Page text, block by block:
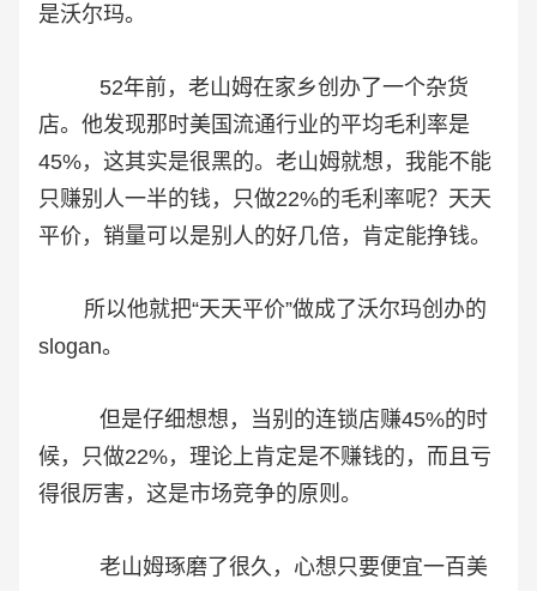
是沃尔玛。
52年前，老山姆在家乡创办了一个杂货
店。他发现那时美国流通行业的平均毛利率是
45%，这其实是很黑的。老山姆就想，我能不能
只赚别人一半的钱，只做22%的毛利率呢？天天
平价，销量可以是别人的好几倍，肯定能挣钱。
所以他就把“天天平价”做成了沃尔玛创办的
slogan。
但是仔细想想，当别的连锁店赚45%的时
候，只做22%，理论上肯定是不赚钱的，而且亏
得很厉害，这是市场竞争的原则。
老山姆琢磨了很久，心想只要便宜一百美